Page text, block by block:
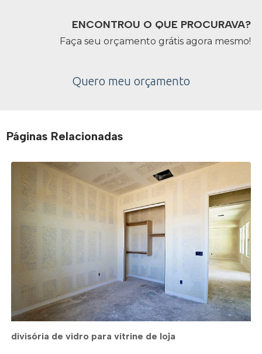
ENCONTROU O QUE PROCURAVA?
Faça seu orçamento grátis agora mesmo!
Quero meu orçamento
Páginas Relacionadas
divisória de vidro para vitrine de loja